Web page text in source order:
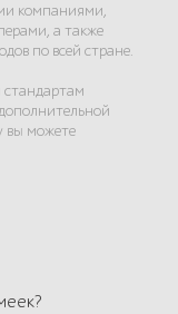
компаниями,
а также
по всей стране.
стандартам
вы можете